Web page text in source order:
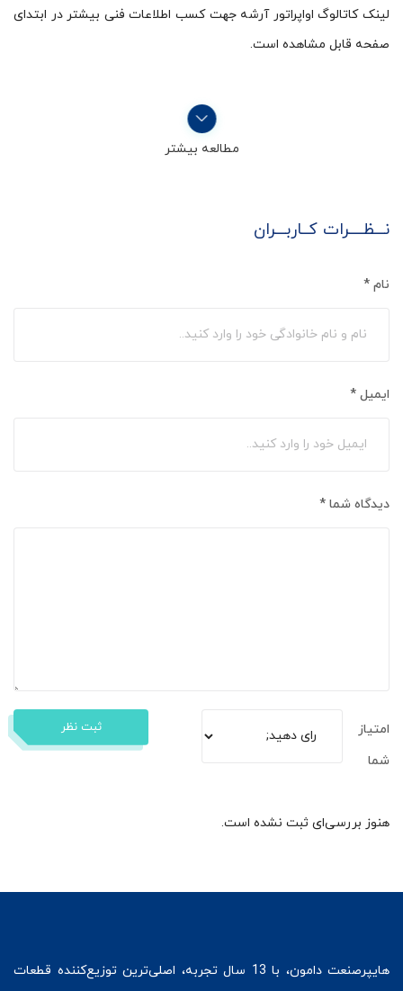
لینک کاتالوگ اواپراتور آرشه جهت کسب اطلاعات فنی بیشتر در ابتدای
صفحه قابل مشاهده است.
مطالعه بیشتر
نـــظــــرات کــاربـــران
نام *
ایمیل *
دیدگاه شما *
امتیاز
شما
ثبت نظر
هنوز بررسی‌ای ثبت نشده است.
هایپرصنعت
دامون، با 13 سال تجربه، اصلی‌ترین توزیع‌کننده قطعات